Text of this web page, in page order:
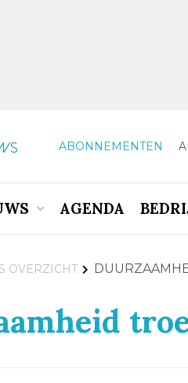
ABONNEMENTEN
AGENDA
OVERZICHT